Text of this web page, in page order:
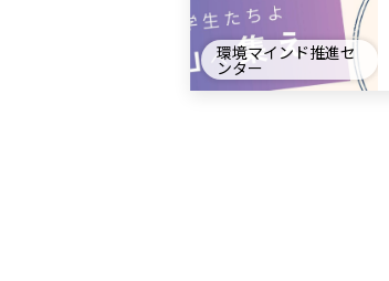
環境マインド推進セ
ンター